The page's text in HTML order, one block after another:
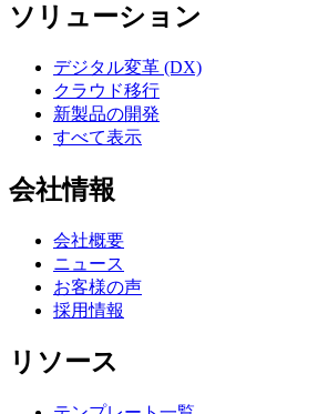
ソリューション
デジタル変革 (DX)
クラウド移行
新製品の開発
すべて表示
会社情報
会社概要
ニュース
お客様の声
採用情報
リソース